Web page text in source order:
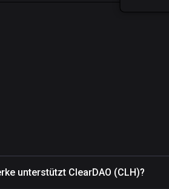
unterstützt ClearDAO (CLH)?